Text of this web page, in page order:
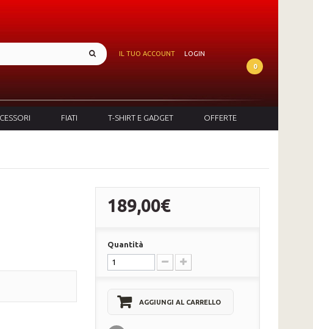
IL TUO ACCOUNT
LOGIN
0
FIATI T-SHIRT E GADGET OFFERTE
189,00€
Quantità
AGGIUNGI AL CARRELLO